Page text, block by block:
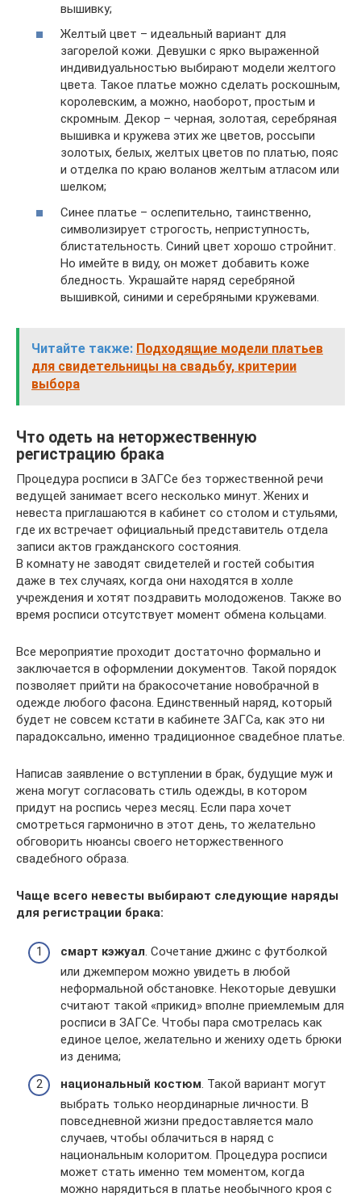
вышивку;
Желтый цвет – идеальный вариант для
загорелой кожи. Девушки с ярко выраженной
индивидуальностью выбирают модели желтого
цвета. Такое платье можно сделать роскошным,
королевским, а можно, наоборот, простым и
скромным. Декор – черная, золотая, серебряная
вышивка и кружева этих же цветов, россыпи
золотых, белых, желтых цветов по платью, пояс
и отделка по краю воланов желтым атласом или
шелком;
Синее платье – ослепительно, таинственно,
символизирует строгость, неприступность,
блистательность. Синий цвет хорошо стройнит.
Но имейте в виду, он может добавить коже
бледность. Украшайте наряд серебряной
вышивкой, синими и серебряными кружевами.
Читайте также: Подходящие модели платьев
для свидетельницы на свадьбу, критерии
выбора
Что одеть на неторжественную
регистрацию брака
Процедура росписи в ЗАГСе без торжественной речи
ведущей занимает всего несколько минут. Жених и
невеста приглашаются в кабинет со столом и стульями,
где их встречает официальный представитель отдела
записи актов гражданского состояния.
В комнату не заводят свидетелей и гостей события
даже в тех случаях, когда они находятся в холле
учреждения и хотят поздравить молодоженов. Также во
время росписи отсутствует момент обмена кольцами.
Все мероприятие проходит достаточно формально и
заключается в оформлении документов. Такой порядок
позволяет прийти на бракосочетание новобрачной в
одежде любого фасона. Единственный наряд, который
будет не совсем кстати в кабинете ЗАГСа, как это ни
парадоксально, именно традиционное свадебное платье.
Написав заявление о вступлении в брак, будущие муж и
жена могут согласовать стиль одежды, в котором
придут на роспись через месяц. Если пара хочет
смотреться гармонично в этот день, то желательно
обговорить нюансы своего неторжественного
свадебного образа.
Чаще всего невесты выбирают следующие наряды
для регистрации брака:
смарт кэжуал. Сочетание джинс с футболкой
или джемпером можно увидеть в любой
неформальной обстановке. Некоторые девушки
считают такой «прикид» вполне приемлемым для
росписи в ЗАГСе. Чтобы пара смотрелась как
единое целое, желательно и жениху одеть брюки
из денима;
национальный костюм. Такой вариант могут
выбрать только неординарные личности. В
повседневной жизни предоставляется мало
случаев, чтобы облачиться в наряд с
национальным колоритом. Процедура росписи
может стать именно тем моментом, когда
можно нарядиться в платье необычного кроя с